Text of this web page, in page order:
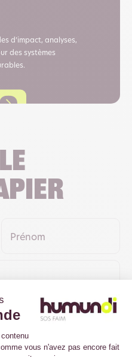
d’impact, analyses,
des systèmes
Prénom
Code postal